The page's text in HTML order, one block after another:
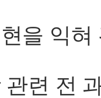
을 익
관련 전